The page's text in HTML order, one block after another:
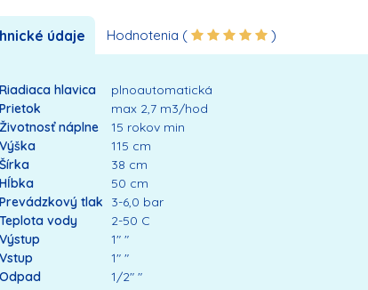
údaje Hodnotenia ( )
hlavica
plnoautomatická
max 2,7 m3/hod
náplne
15 rokov min
115 cm
38 cm
50 cm
tlak
3-6,0 bar
vody
2-50 C
1" "
1" "
1/2" "